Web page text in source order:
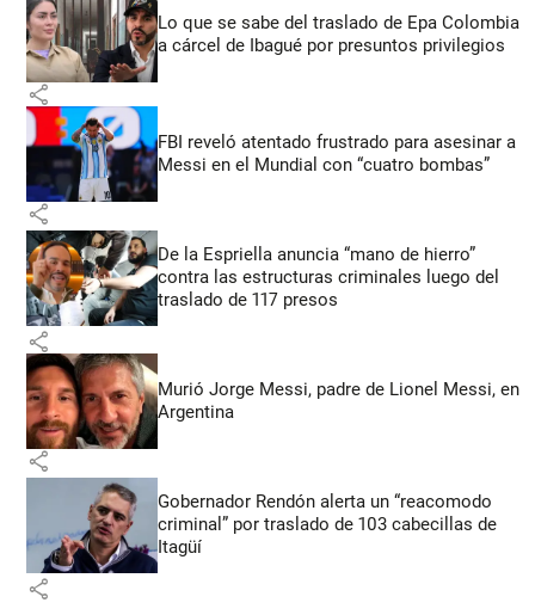
Lo que se sabe del traslado de Epa Colombia
a cárcel de Ibagué por presuntos privilegios
share
FBI reveló atentado frustrado para asesinar a
Messi en el Mundial con “cuatro bombas”
share
De la Espriella anuncia “mano de hierro”
contra las estructuras criminales luego del
traslado de 117 presos
share
Murió Jorge Messi, padre de Lionel Messi, en
Argentina
share
Gobernador Rendón alerta un “reacomodo
criminal” por traslado de 103 cabecillas de
Itagüí
share